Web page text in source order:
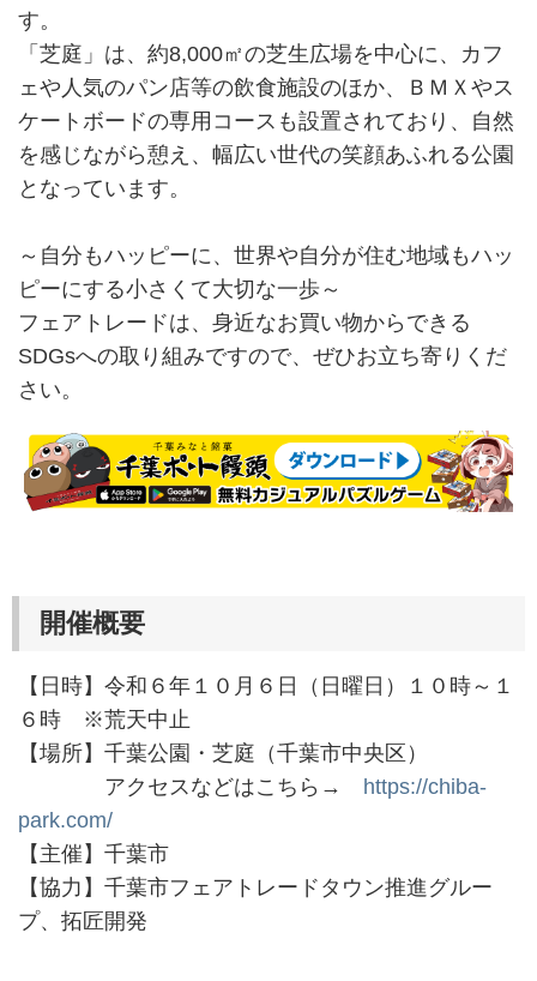
す。
「芝庭」は、約8,000㎡の芝生広場を中心に、カフ
ェや人気のパン店等の飲食施設のほか、ＢＭＸやス
ケートボードの専用コースも設置されており、自然
を感じながら憩え、幅広い世代の笑顔あふれる公園
となっています。
～自分もハッピーに、世界や自分が住む地域もハッ
ピーにする小さくて大切な一歩～
フェアトレードは、身近なお買い物からできる
SDGsへの取り組みですので、ぜひお立ち寄りくだ
さい。
開催概要
【日時】令和６年１０月６日（日曜日）１０時～１
６時 ※荒天中止
【場所】千葉公園・芝庭（千葉市中央区）
アクセスなどはこちら→ https://chiba-
park.com/
【主催】千葉市
【協力】千葉市フェアトレードタウン推進グルー
プ、拓匠開発